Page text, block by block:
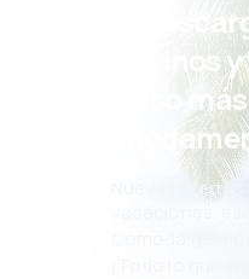
¡Eh!
eDestinos
incluso más
Nuevas
vacaciones,
Cómoda
¡Todo lo que